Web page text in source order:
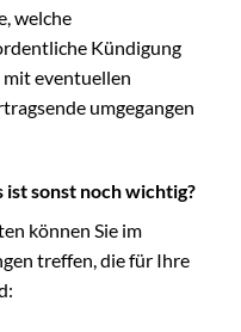
welche
Kündigung
mit eventuellen
umgegangen
ist sonst noch wichtig?
können Sie im
treffen, die für Ihre